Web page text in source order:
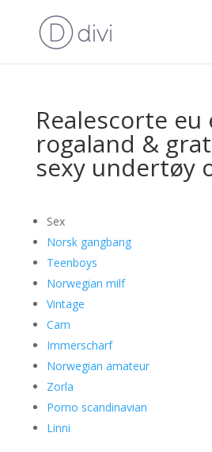
Realescorte
rogaland &
sexy undertøy
Sex
Norsk gangbang
Teenboys
Norwegian milf
Vintage
Cam
Immerscharf
Norwegian amateur
Zorla
Porno scandinavian
Linni